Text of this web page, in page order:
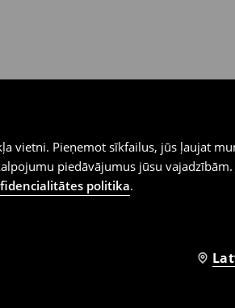
vietni. Pieņemot sīkfailus, jūs ļaujat
piedāvājumus jūsu vajadzībām.
politika.